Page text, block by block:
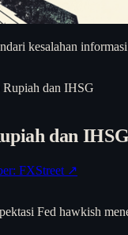
kesalahan
dan IHSG
dan IHSG
FXStreet ↗
Fed hawkish